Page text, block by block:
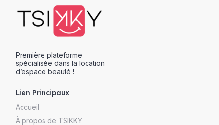
Première plateforme
spécialisée dans la location
d’espace beauté !
Lien Principaux
Accueil
À propos de TSIKKY